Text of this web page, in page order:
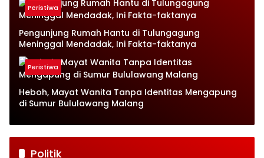
Peristiwa
Pengunjung Rumah Hantu di Tulungagung
Meninggal Mendadak, Ini Fakta-faktanya
Peristiwa
Heboh, Mayat Wanita Tanpa Identitas Mengapung
di Sumur Bululawang Malang
Politik